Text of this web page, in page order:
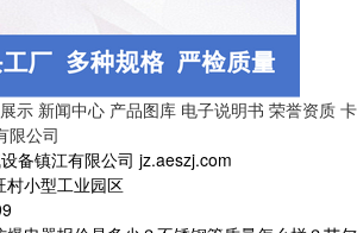
示 新闻中心 产品图库 电子说明书 荣誉资质
备镇江有限公司 jz.aeszj.com
村小型工业园区